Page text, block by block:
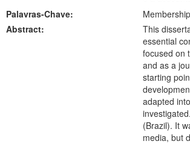
Palavras-Chave:
Abstract:
This
essential
focused on
and as a
starting
adapted
(Brazil). It
media, but